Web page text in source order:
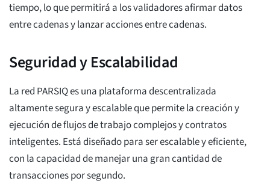
tiempo, lo que permitirá a los validadores afirmar datos
entre cadenas y lanzar acciones entre cadenas.
Seguridad y Escalabilidad
La red PARSIQ es una plataforma descentralizada
altamente segura y escalable que permite la creación y
ejecución de flujos de trabajo complejos y contratos
inteligentes. Está diseñado para ser escalable y eficiente,
con la capacidad de manejar una gran cantidad de
transacciones por segundo.